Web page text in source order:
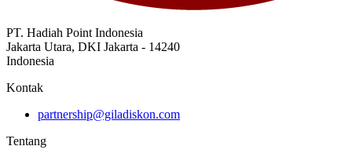
PT. Hadiah Point Indonesia
Jakarta Utara, DKI Jakarta - 14240
Indonesia
Kontak
partnership@giladiskon.com
Tentang